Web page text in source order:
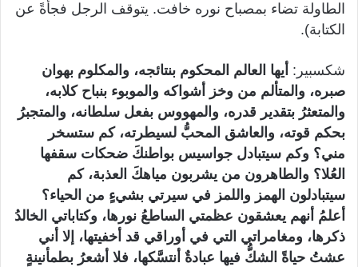
الطاولة تضاء بمصباح نوره خافت. يتوقف الرجل فجأةً عن
الكتابة).
شكسبير: أيها العالم المحكوم بنتائجه، والمكلوم بهوان
صبره، والمتألم من وخز أشواكه والموبوء بنباح كلابه،
والمتعثرُ بتقدير قدره، والمهووس بفعل سلطانه، والمتجبرُ
بحكم قوته، والعاشق المحبُّ لسيطرته، كم ستسخر
مني؟ وكم سيتبادل جواسيس بواطنكَ ضحكات سقفها
العُلا؟ والطاهرون من يشربون مياهكَ العذبة، كم
سيتبادلون الهمز واللمز في سيرتي بشيءٍ من الحياء؟
أعلمُ أنهم يعشقون عظمتي الساطعُ نورها، وكتاباتي الخالدُ
ذكرها، ومغامراتي التي في أوراقي قد أخفيتها، إلا أني
عشتُ حياةً الشكُّ فيها عبادةٌ أنتسَّكها، فلا أشعرُ بطمأنينةٍ